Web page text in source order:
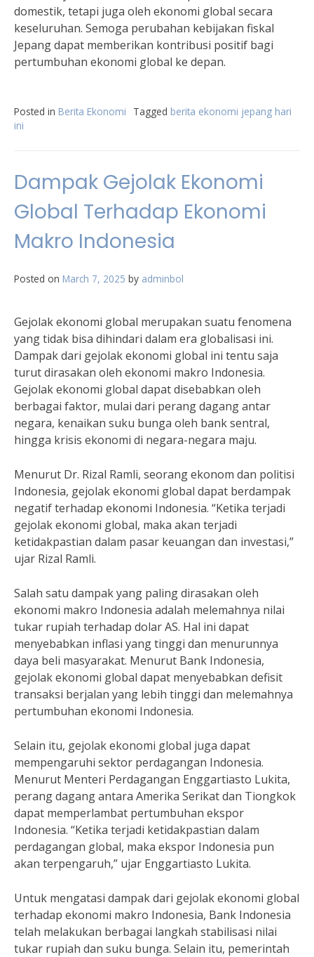
domestik, tetapi juga oleh ekonomi global secara
keseluruhan. Semoga perubahan kebijakan fiskal
Jepang dapat memberikan kontribusi positif bagi
pertumbuhan ekonomi global ke depan.
Posted in Berita Ekonomi Tagged berita ekonomi jepang hari
ini
Dampak Gejolak Ekonomi
Global Terhadap Ekonomi
Makro Indonesia
Posted on March 7, 2025 by adminbol
Gejolak ekonomi global merupakan suatu fenomena
yang tidak bisa dihindari dalam era globalisasi ini.
Dampak dari gejolak ekonomi global ini tentu saja
turut dirasakan oleh ekonomi makro Indonesia.
Gejolak ekonomi global dapat disebabkan oleh
berbagai faktor, mulai dari perang dagang antar
negara, kenaikan suku bunga oleh bank sentral,
hingga krisis ekonomi di negara-negara maju.
Menurut Dr. Rizal Ramli, seorang ekonom dan politisi
Indonesia, gejolak ekonomi global dapat berdampak
negatif terhadap ekonomi Indonesia. “Ketika terjadi
gejolak ekonomi global, maka akan terjadi
ketidakpastian dalam pasar keuangan dan investasi,”
ujar Rizal Ramli.
Salah satu dampak yang paling dirasakan oleh
ekonomi makro Indonesia adalah melemahnya nilai
tukar rupiah terhadap dolar AS. Hal ini dapat
menyebabkan inflasi yang tinggi dan menurunnya
daya beli masyarakat. Menurut Bank Indonesia,
gejolak ekonomi global dapat menyebabkan defisit
transaksi berjalan yang lebih tinggi dan melemahnya
pertumbuhan ekonomi Indonesia.
Selain itu, gejolak ekonomi global juga dapat
mempengaruhi sektor perdagangan Indonesia.
Menurut Menteri Perdagangan Enggartiasto Lukita,
perang dagang antara Amerika Serikat dan Tiongkok
dapat memperlambat pertumbuhan ekspor
Indonesia. “Ketika terjadi ketidakpastian dalam
perdagangan global, maka ekspor Indonesia pun
akan terpengaruh,” ujar Enggartiasto Lukita.
Untuk mengatasi dampak dari gejolak ekonomi global
terhadap ekonomi makro Indonesia, Bank Indonesia
telah melakukan berbagai langkah stabilisasi nilai
tukar rupiah dan suku bunga. Selain itu, pemerintah